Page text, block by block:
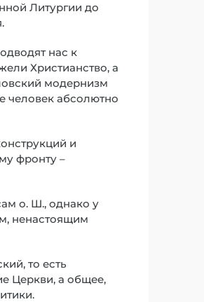
Литургии до
нас к
Христианство, а
модернизм
человек абсолютно
и
фронту –
о. Ш., однако у
ненастоящим
то есть
Церкви, а общее,